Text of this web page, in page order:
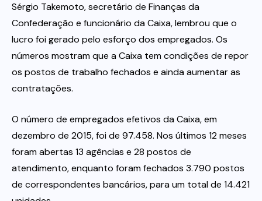
Sérgio Takemoto, secretário de Finanças da
Confederação e funcionário da Caixa, lembrou que o
lucro foi gerado pelo esforço dos empregados. Os
números mostram que a Caixa tem condições de repor
os postos de trabalho fechados e ainda aumentar as
contratações.
O número de empregados efetivos da Caixa, em
dezembro de 2015, foi de 97.458. Nos últimos 12 meses
foram abertas 13 agências e 28 postos de
atendimento, enquanto foram fechados 3.790 postos
de correspondentes bancários, para um total de 14.421